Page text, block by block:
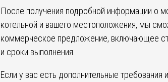
После получения подробной информации о
котельной и вашего местоположения, мы
коммерческое предложение, включающее
и сроки выполнения.
Если у вас есть дополнительные требования